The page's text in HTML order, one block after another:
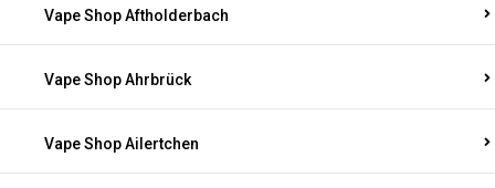
Vape Shop Aftholderbach
Vape Shop Ahrbrück
Vape Shop Ailertchen